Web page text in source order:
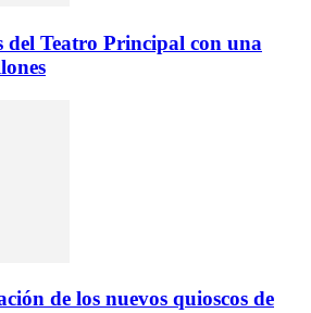
del Teatro Principal con una
de los nuevos quioscos de